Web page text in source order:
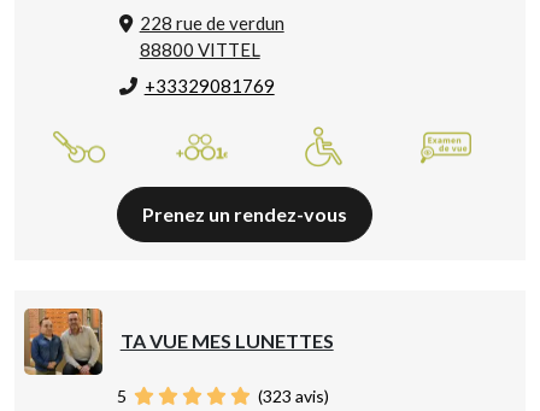
228 rue de verdun
88800 VITTEL
+33329081769
Prenez un rendez-vous
TA VUE MES LUNETTES
5 (323 avis)